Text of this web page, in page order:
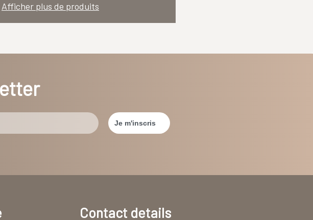
Afficher plus de produits
Contact details